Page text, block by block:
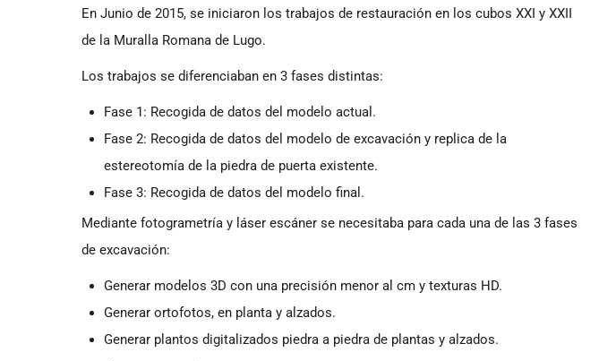
En Junio de 2015, se iniciaron los trabajos de restauración en los cubos XXI y XXII
de la Muralla Romana de Lugo.
Los trabajos se diferenciaban en 3 fases distintas:
Fase 1: Recogida de datos del modelo actual.
Fase 2: Recogida de datos del modelo de excavación y replica de la
estereotomía de la piedra de puerta existente.
Fase 3: Recogida de datos del modelo final.
Mediante fotogrametría y láser escáner se necesitaba para cada una de las 3 fases
de excavación:
Generar modelos 3D con una precisión menor al cm y texturas HD.
Generar ortofotos, en planta y alzados.
Generar plantos digitalizados piedra a piedra de plantas y alzados.